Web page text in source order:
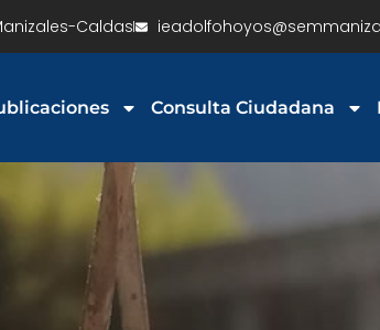
Caldas
Consulta Ciudadana